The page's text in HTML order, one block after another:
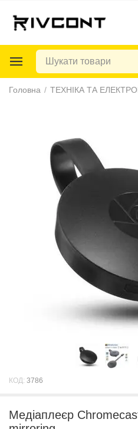
Головна / ТЕХНІКА ТА
КОД: 3786
Медіаплеєр